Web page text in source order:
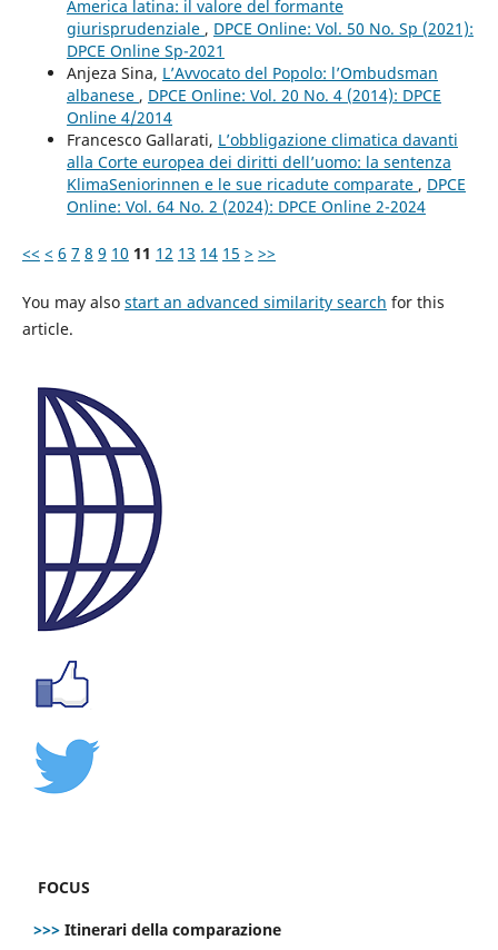
America latina: il valore del formante
giurisprudenziale , DPCE Online: Vol. 50 No. Sp (2021):
DPCE Online Sp-2021
Anjeza Sina, L’Avvocato del Popolo: l’Ombudsman
albanese , DPCE Online: Vol. 20 No. 4 (2014): DPCE
Online 4/2014
Francesco Gallarati, L’obbligazione climatica davanti
alla Corte europea dei diritti dell’uomo: la sentenza
KlimaSeniorinnen e le sue ricadute comparate , DPCE
Online: Vol. 64 No. 2 (2024): DPCE Online 2-2024
<< < 6 7 8 9 10 11 12 13 14 15 > >>
You may also start an advanced similarity search for this
article.
FOCUS
>>> Itinerari della comparazione